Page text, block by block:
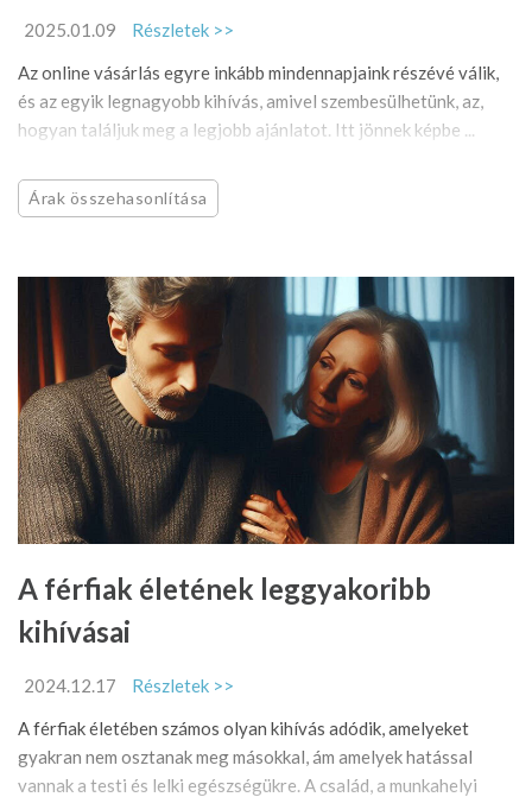
2025.01.09
Részletek >>
Az online vásárlás egyre inkább mindennapjaink részévé válik,
és az egyik legnagyobb kihívás, amivel szembesülhetünk, az,
hogyan találjuk meg a legjobb ajánlatot. Itt jönnek képbe ...
Árak összehasonlítása
A férfiak életének leggyakoribb
kihívásai
2024.12.17
Részletek >>
A férfiak életében számos olyan kihívás adódik, amelyeket
gyakran nem osztanak meg másokkal, ám amelyek hatással
vannak a testi és lelki egészségükre. A család, a munkahelyi